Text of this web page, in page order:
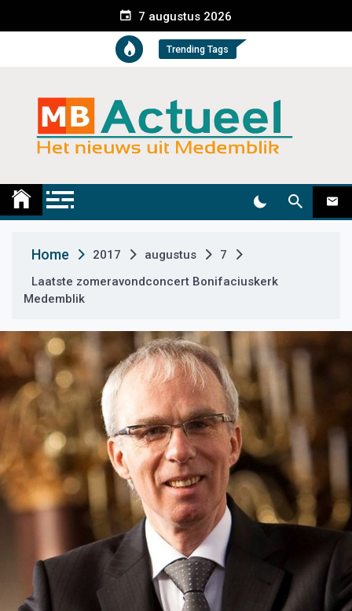
e
t
7 augustus 2026
Trending Tags
Medemblik Actueel
Home 2017 augustus
7
Laatste zomeravondconcert Bonifaciuskerk
Medemblik